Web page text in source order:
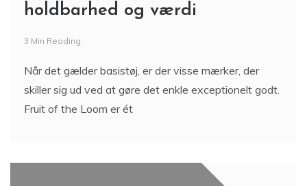
holdbarhed og værdi
3 Min Reading
Når det gælder basistøj, er der visse mærker, der
skiller sig ud ved at gøre det enkle exceptionelt godt.
Fruit of the Loom er ét